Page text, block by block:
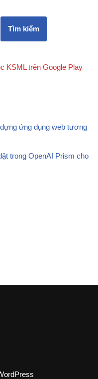
Tìm kiếm
KSML trên Google Play
ứng dụng web tương
trong OpenAI Prism cho